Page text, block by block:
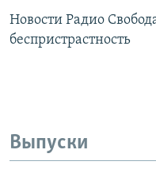
Новости Радио
беспристрастность
Выпуски